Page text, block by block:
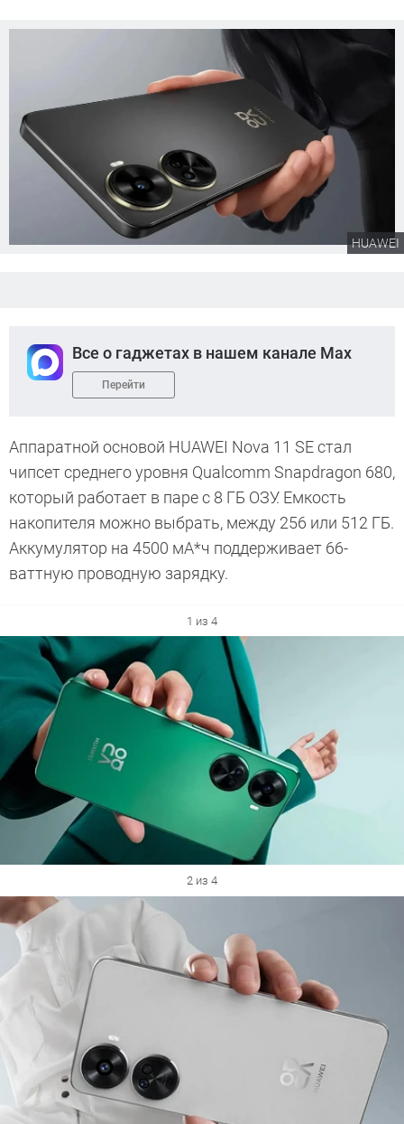
HUAWEI
Все о гаджетах в нашем канале Max
Перейти
Аппаратной основой HUAWEI Nova 11 SE стал
чипсет среднего уровня Qualcomm Snapdragon 680,
который работает в паре с 8 ГБ ОЗУ. Емкость
накопителя можно выбрать, между 256 или 512 ГБ.
Аккумулятор на 4500 мА*ч поддерживает 66-
ваттную проводную зарядку.
1 из 4
2 из 4